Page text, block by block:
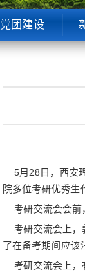
党团建设
5月28日，西安
院多位考研优秀生
考研交流会会前
考研交流会上，
了在备考期间应该
考研交流会上，